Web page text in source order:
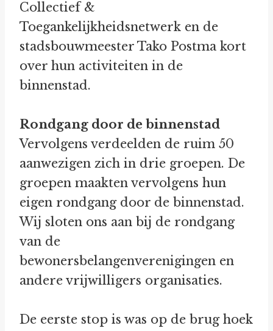
Collectief &
Toegankelijkheidsnetwerk en de
stadsbouwmeester Tako Postma kort
over hun activiteiten in de
binnenstad.
Rondgang door de binnenstad
Vervolgens verdeelden de ruim 50
aanwezigen zich in drie groepen. De
groepen maakten vervolgens hun
eigen rondgang door de binnenstad.
Wij sloten ons aan bij de rondgang
van de
bewonersbelangenverenigingen en
andere vrijwilligers organisaties.
De eerste stop is was op de brug hoek